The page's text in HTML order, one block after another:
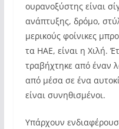
ουρανοξύστης είναι
ανάπτυξης, δρόμο,
μερικούς φοίνικες
τα ΗΑΕ, είναι η Χιλή.
τραβήχτηκε από έναν
από μέσα σε ένα
είναι συνηθισμένοι.
Υπάρχουν